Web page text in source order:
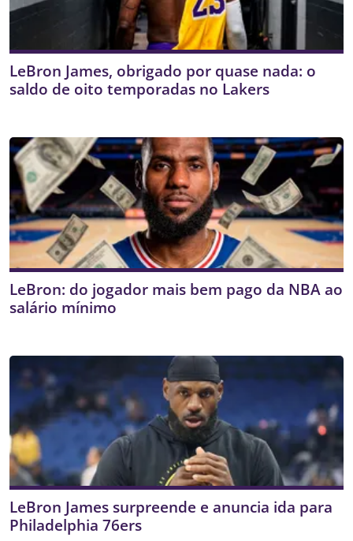
LeBron James, obrigado por quase nada: o
saldo de oito temporadas no Lakers
LeBron: do jogador mais bem pago da NBA ao
salário mínimo
LeBron James surpreende e anuncia ida para
Philadelphia 76ers